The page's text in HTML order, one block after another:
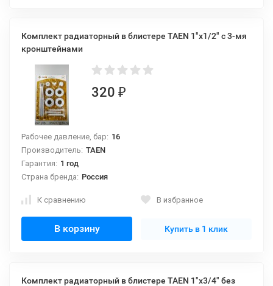
Комплект радиаторный в блистере TAEN 1"x1/2" с 3-мя
кронштейнами
320 ₽
Рабочее давление, бар: 16
Производитель: TAEN
Гарантия: 1 год
Страна бренда: Россия
К сравнению В избранное
В корзину Купить в 1 клик
Комплект радиаторный в блистере TAEN 1"x3/4" без